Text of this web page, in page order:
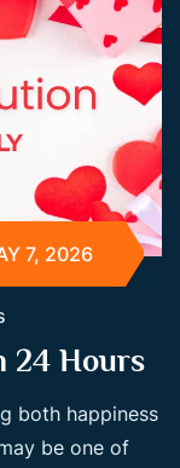
7, 2026
24 Hours
both happiness
be one of